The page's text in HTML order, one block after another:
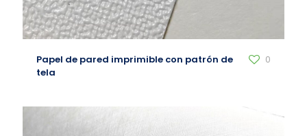
Papel de pared imprimible con patrón de
tela
0